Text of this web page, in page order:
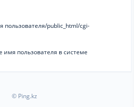
public_html/cgi-
имя пользователя в системе
© Ping.kz